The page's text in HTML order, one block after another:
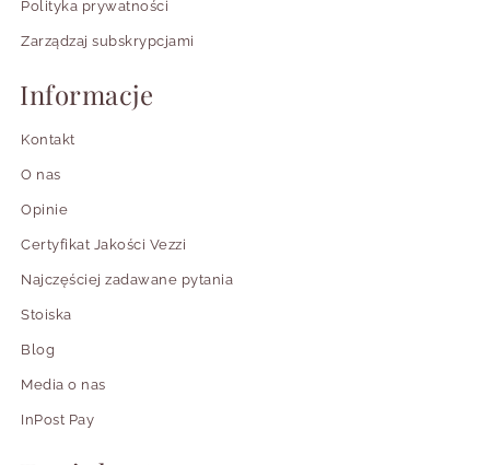
Polityka prywatności
Zarządzaj subskrypcjami
Informacje
Kontakt
O nas
Opinie
Certyfikat Jakości Vezzi
Najczęściej zadawane pytania
Stoiska
Blog
Media o nas
InPost Pay